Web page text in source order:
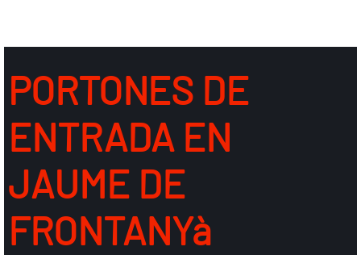
PORTONES DE
ENTRADA EN
JAUME DE
FRONTANYà